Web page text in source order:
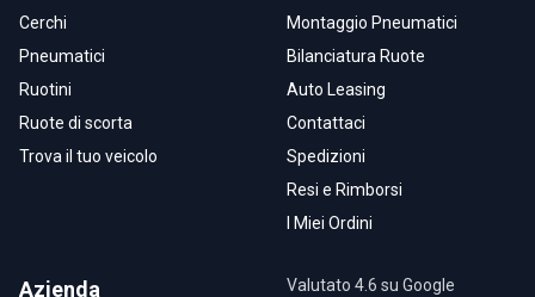
Cerchi
Pneumatici
Ruotini
Ruote di scorta
Trova il tuo veicolo
Montaggio Pneumatici
Bilanciatura Ruote
Auto Leasing
Contattaci
Spedizioni
Resi e Rimborsi
I Miei Ordini
Azienda Valutato 4.6 su Google